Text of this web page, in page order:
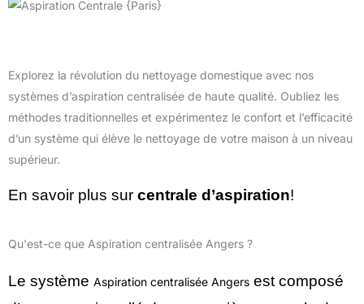
Explorez la révolution du nettoyage domestique avec nos
systèmes d’aspiration centralisée de haute qualité. Oubliez les
méthodes traditionnelles et expérimentez le confort et l’efficacité
d’un système qui élève le nettoyage de votre maison à un niveau
supérieur.
En savoir plus sur centrale d’aspiration!
Qu'est-ce que Aspiration centralisée Angers ?
Le système Aspiration centralisée Angers est composé